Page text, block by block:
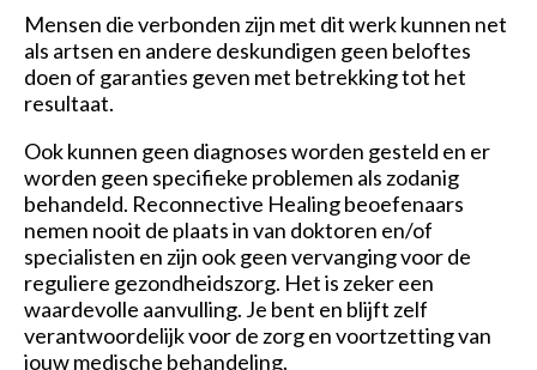
Mensen die verbonden zijn met dit werk kunnen net
als artsen en andere deskundigen geen beloftes
doen of garanties geven met betrekking tot het
resultaat.
Ook kunnen geen diagnoses worden gesteld en er
worden geen specifieke problemen als zodanig
behandeld. Reconnective Healing beoefenaars
nemen nooit de plaats in van doktoren en/of
specialisten en zijn ook geen vervanging voor de
reguliere gezondheidszorg. Het is zeker een
waardevolle aanvulling. Je bent en blijft zelf
verantwoordelijk voor de zorg en voortzetting van
jouw medische behandeling.